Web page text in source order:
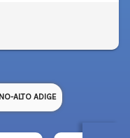
ALTO ADIGE